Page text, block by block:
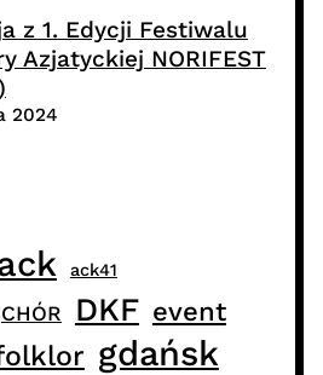
z 1. Edycji Festiwalu
Azjatyckiej NORIFEST
2024
ack41
CHÓR DKF event
gdańsk